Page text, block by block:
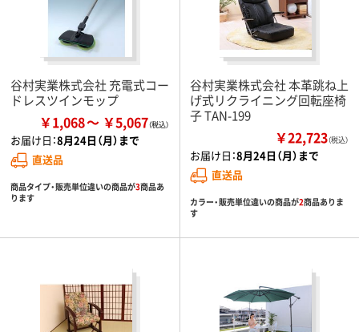
谷村実業株式会社 充電式コー
ドレスツインモップ
￥1,068 ￥5,067
お届け日：8月24日（月）まで
直送品
商品タイプ・販売単位違いの商品が3商品あ
ります
谷村実業株式会社 本革跳ね上
げ式リクライニング回転座椅
子 TAN-199
￥22,723（税込）
お届け日：8月24日（月）まで
直送品
カラー・販売単位違いの商品が2商品ありま
す